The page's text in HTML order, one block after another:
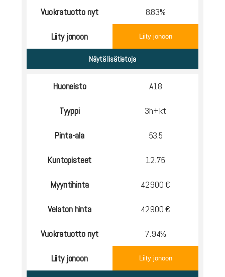
Vuokratuotto nyt 8.83%
Liity jonoon Liity jonoon
Huoneisto A18
Tyyppi 3h+kt
Pinta-ala 53.5
Kuntopisteet 12.75
Myyntihinta 42900 €
Velaton hinta 42900 €
Vuokratuotto nyt 7.94%
Liity jonoon Liity jonoon